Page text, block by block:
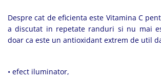
Despre cat de eficienta este Vitamina C
a discutat in repetate randuri si nu mai
doar ca este un antioxidant extrem de util
• efect iluminator,